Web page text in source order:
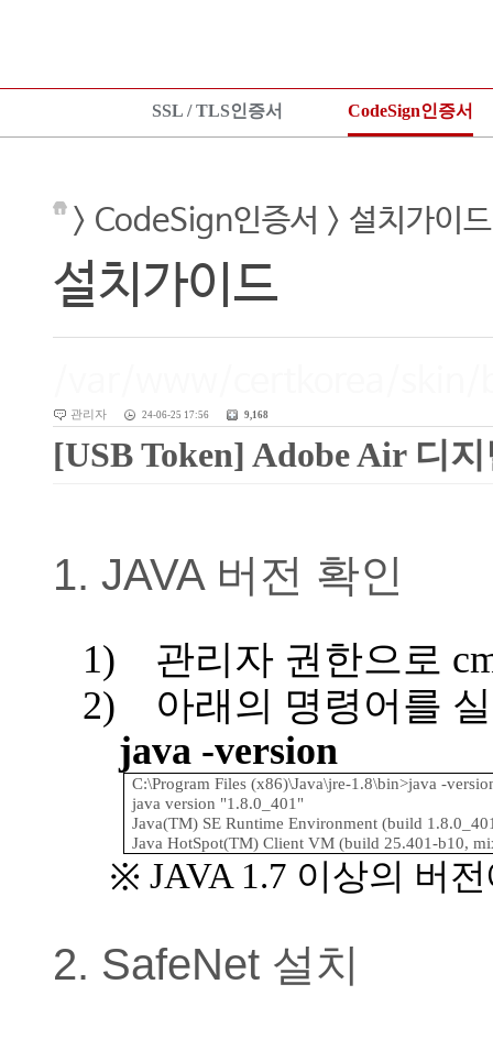
SSL / TLS인증서 CodeSign인증서
상품신청
설치가이드
TEST 인증서 신청
상품보기
설치가이드
상품신
> CodeSign인증서 > 설치가이드
설치가이드
관리자 24-06-25 17:56 9,168
[USB Token] Adobe Air 디
1. JAVA 버전 확인
1) 관리자 권한으로
2)
아래의 명령어를
java -version
C:\Program Files (x86)\Java\jre-1.8\bin>java -
java version "1.8.0_401"
Java(TM) SE Runtime Environment (build
Java HotSpot(TM) Client VM (build 25.401-b10,
※ JAVA 1.7 이상의 버
2. SafeNet 설치